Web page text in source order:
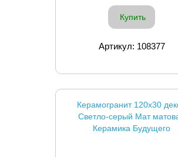
Купить
Артикул: 108377
Керамогранит 120x30
Светло-серый Мат
Керамика Будущего